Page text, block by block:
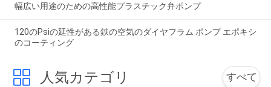
幅広い用途のための高性能プラスチック弁ポンプ
120のPsiの延性がある鉄の空気のダイヤフラム ポンプ エポキシ
のコーティング
人気カテゴリ すべて